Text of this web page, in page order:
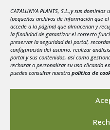
CATALUNYA PLANTS, S.L.,y sus
(pequeños archivos de información que
accede a la página) que almacenan y
la finalidad de garantizar el correcto
preservar la seguridad del portal,
configuración del usuario, realizar
portal y sus contenidos, así como
rechazar o personalizar su uso clicando
puedes consultar nuestra política de